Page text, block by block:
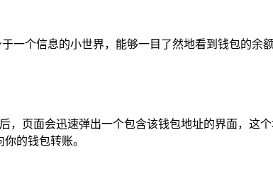
一个信息的小世界，能够一目了然地看到钱包的余
页面会迅速弹出一个包含该钱包地址的界面，这
的钱包转账。